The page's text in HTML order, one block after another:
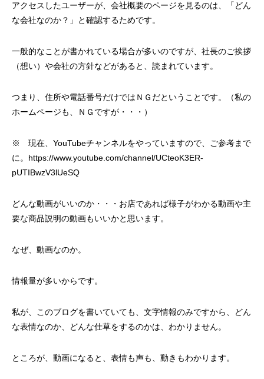
アクセスしたユーザーが、会社概要のページを見るのは、「どん
な会社なのか？」と確認するためです。
一般的なことが書かれている場合が多いのですが、社長のご挨拶
（想い）や会社の方針などがあると、読まれています。
つまり、住所や電話番号だけではＮＧだということです。（私の
ホームページも、ＮＧですが・・・）
※ 現在、YouTubeチャンネルをやっていますので、ご参考まで
に。 https://www.youtube.com/channel/UCteoK3ER-
pUTIBwzV3lUeSQ
どんな動画がいいのか・・・お店であれば様子がわかる動画や主
要な商品説明の動画もいいかと思います。
なぜ、動画なのか。
情報量が多いからです。
私が、このブログを書いていても、文字情報のみですから、どん
な表情なのか、どんな仕草をするのかは、わかりません。
ところが、動画になると、表情も声も、動きもわかります。